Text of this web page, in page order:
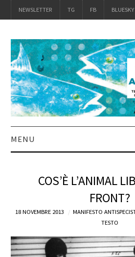
NEWSLETTER TG FB BLUESKY
MENU
IL LIBRO
ACQUISTALO
DEFINIZIONI
COS’È L’ANIMAL
FRONT?
18 NOVEMBRE 2013 MANIFESTO
TESTO